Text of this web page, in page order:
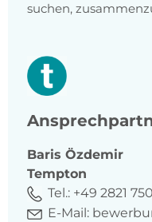
suchen,
Baris Özdemir
Tempton
Tel.: +49 2821
E-Mail: